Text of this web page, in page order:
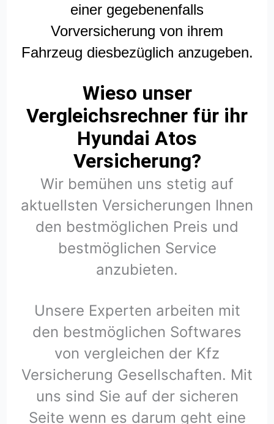
einer gegebenenfalls
Vorversicherung von ihrem
Fahrzeug diesbezüglich anzugeben.
Wieso unser
Vergleichsrechner für ihr
Hyundai Atos
Versicherung?
Wir bemühen uns stetig auf
aktuellsten Versicherungen Ihnen
den bestmöglichen Preis und
bestmöglichen Service
anzubieten.
Unsere Experten arbeiten mit
den bestmöglichen Softwares
von vergleichen der Kfz
Versicherung Gesellschaften. Mit
uns sind Sie auf der sicheren
Seite wenn es darum geht eine